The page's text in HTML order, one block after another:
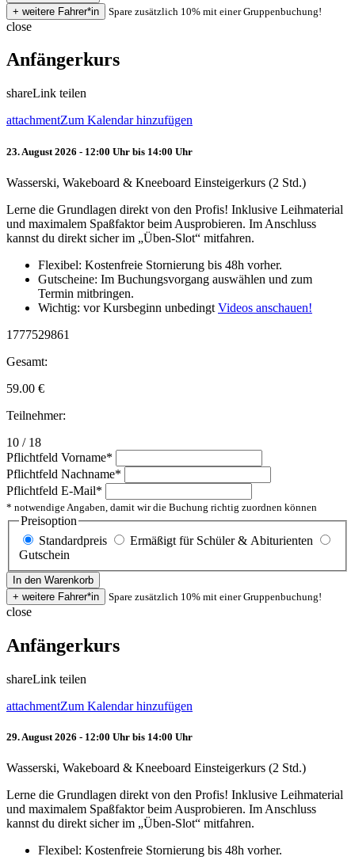
Spare zusätzlich 10% mit einer Gruppenbuchung!
close
Anfängerkurs
shareLink teilen
attachmentZum Kalendar hinzufügen
23. August 2026 - 12:00 Uhr bis 14:00 Uhr
Wasserski, Wakeboard & Kneeboard Einsteigerkurs (2 Std.)
Lerne die Grundlagen direkt von den Profis! Inklusive Leihmaterial
und maximalem Spaßfaktor beim Ausprobieren. Im Anschluss
kannst du direkt sicher im „Üben-Slot“ mitfahren.
Flexibel: Kostenfreie Stornierung bis 48h vorher.
Gutscheine: Im Buchungsvorgang auswählen und zum
Termin mitbringen.
Wichtig: vor Kursbeginn unbedingt Videos anschauen!
1777529861
Gesamt:
59.00 €
Teilnehmer:
10 / 18
Pflichtfeld Vorname*
Pflichtfeld Nachname*
Pflichtfeld E-Mail*
* notwendige Angaben, damit wir die Buchung richtig zuordnen können
Preisoption
Standardpreis
Ermäßigt für Schüler & Abiturienten
Gutschein
Spare zusätzlich 10% mit einer Gruppenbuchung!
close
Anfängerkurs
shareLink teilen
attachmentZum Kalendar hinzufügen
29. August 2026 - 12:00 Uhr bis 14:00 Uhr
Wasserski, Wakeboard & Kneeboard Einsteigerkurs (2 Std.)
Lerne die Grundlagen direkt von den Profis! Inklusive Leihmaterial
und maximalem Spaßfaktor beim Ausprobieren. Im Anschluss
kannst du direkt sicher im „Üben-Slot“ mitfahren.
Flexibel: Kostenfreie Stornierung bis 48h vorher.